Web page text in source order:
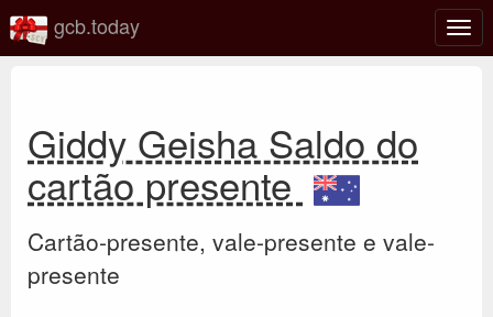
gcb.today
Giddy Geisha Saldo do
cartão presente
Cartão-presente, vale-presente e vale-
presente